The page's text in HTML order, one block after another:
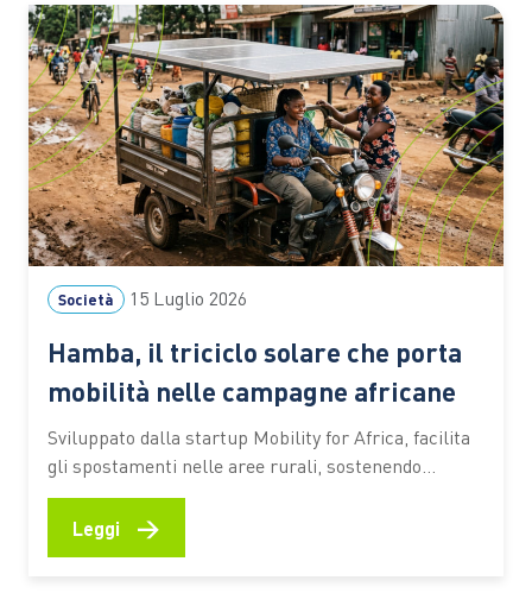
Società 15 Luglio 2026
Hamba, il triciclo solare che porta
mobilità nelle campagne africane
Sviluppato dalla startup Mobility for Africa, facilita
gli spostamenti nelle aree rurali, sostenendo
agricoltura, imprenditoria locale, inclusione
femminile e riduzione delle emissioni In molte aree
Leggi →